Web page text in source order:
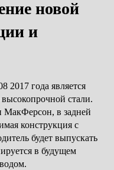
новой
и
2017 года является
стали.
МакФерсон, в задней
конструкция с
будет выпускать
в будущем